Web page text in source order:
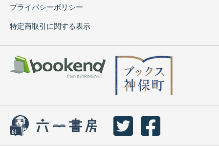
プライバシーポリシー
特定商取引に関する表示